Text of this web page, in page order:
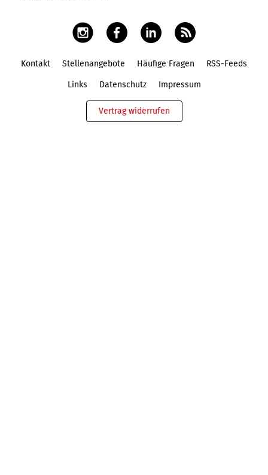
Kontakt Stellenangebote Häufige Fragen RSS-Feeds
Links Datenschutz Impressum
Vertrag widerrufen